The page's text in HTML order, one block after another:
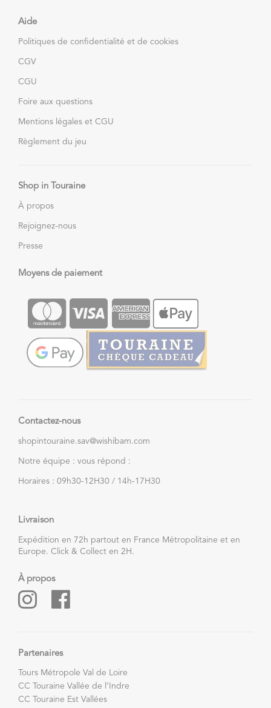
Aide
Politiques de confidentialité et de cookies
CGV
CGU
Foire aux questions
Mentions légales et CGU
Règlement du jeu
Shop in Touraine
À propos
Rejoignez-nous
Presse
Moyens de paiement
Contactez-nous
shopintouraine.sav@wishibam.com
Notre équipe : vous répond :
Horaires : 09h30-12H30 / 14h-17H30
Livraison
Expédition en 72h partout en France Métropolitaine et en
Europe. Click & Collect en 2H.
À propos
Partenaires
Tours Métropole Val de Loire
CC Touraine Vallée de l’Indre
CC Touraine Est Vallées